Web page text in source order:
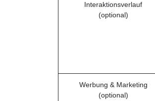
Interaktionsverlauf
(optional)
Werbung & Marketing
(optional)